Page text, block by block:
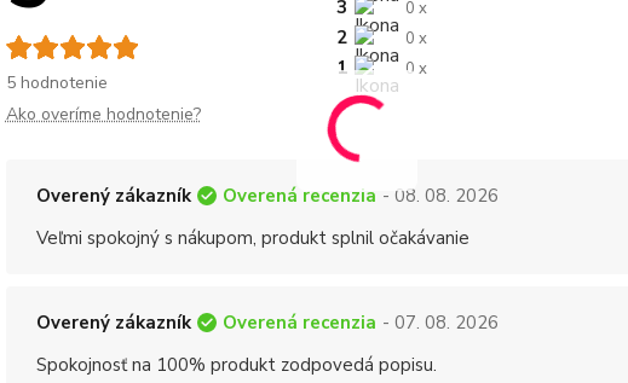
5 hodnotenie
3 0 x
2 0 x
1 0 x
Ako overíme hodnotenie?
Overený zákazník Overená recenzia - 08. 08. 2026
Veľmi spokojný s nákupom, produkt splnil očakávanie
Overený zákazník Overená recenzia - 07. 08. 2026
Spokojnosť na 100% produkt zodpovedá popisu.